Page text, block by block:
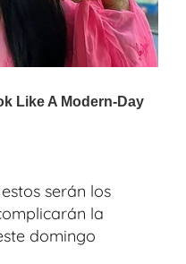
serán los
la
domingo